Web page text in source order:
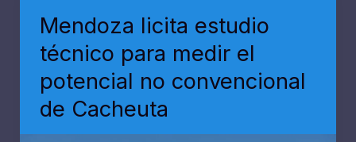
Mendoza licita estudio
técnico para medir el
potencial no convencional
de Cacheuta